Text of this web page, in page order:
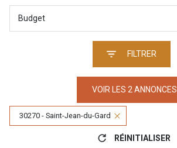
Budget
FILTRER
VOIR LES 2 ANNONCES
30270 - Saint-Jean-du-Gard
RÉINITIALISER